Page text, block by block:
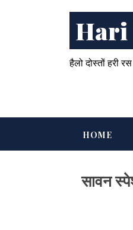
Hari
हैलो दोस्तों हरी
HOME
सावन